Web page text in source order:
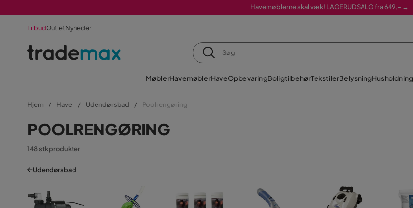
Havemøblerne skal væk! LAGERUDSALG fra 649,- →
TilbudOutletNyheder
MøblerHavemøblerHaveOpbevaringBoligtilbehørTekstilerBelysningHusholdning
Hjem Have Udendørsbad Poolrengøring
POOLRENGØRING
148 stk produkter
Udendørsbad